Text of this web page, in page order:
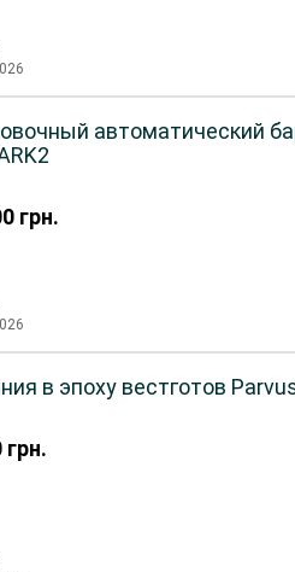
грн.
автоматический
грн.
в эпоху вестготов